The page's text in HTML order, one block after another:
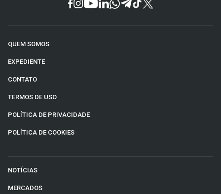
QUEM SOMOS
EXPEDIENTE
CONTATO
TERMOS DE USO
POLÍTICA DE PRIVACIDADE
POLÍTICA DE COOKIES
NOTÍCIAS
MERCADOS